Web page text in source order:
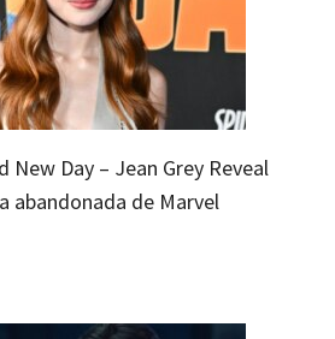
New Day – Jean Grey Reveal
abandonada de Marvel